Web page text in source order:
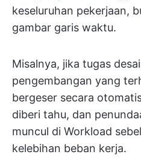
keseluruhan pekerjaan,
gambar garis waktu.
Misalnya, jika tugas
pengembangan yang
bergeser secara
diberi tahu, dan
muncul di Workload
kelebihan beban kerja.